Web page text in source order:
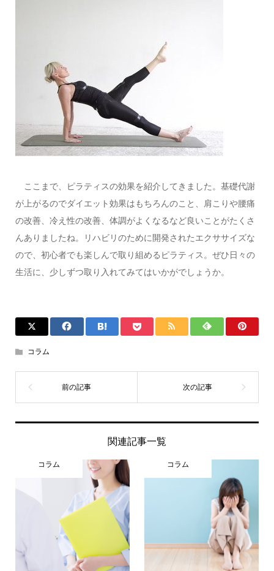
ここまで、ピラティスの効果を紹介してきました。基礎代謝
が上がるのでダイエット効果はもちろんのこと、肩こりや腰痛
の改善、冷え性の改善、体調がよくなるなど良いことがたくさ
んありましたね。リハビリのために開発されたエクササイズな
ので、初心者でも楽しんで取り組めるピラティス。ぜひ日々の
生活に、少しずつ取り入れてみてはいかがでしょうか。
コラム
関連記事一覧
コラム コラム